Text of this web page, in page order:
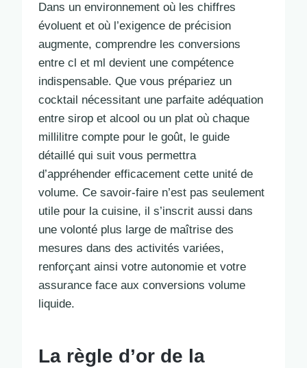
Dans un environnement où les chiffres
évoluent et où l’exigence de précision
augmente, comprendre les conversions
entre cl et ml devient une compétence
indispensable. Que vous prépariez un
cocktail nécessitant une parfaite adéquation
entre sirop et alcool ou un plat où chaque
millilitre compte pour le goût, le guide
détaillé qui suit vous permettra
d’appréhender efficacement cette unité de
volume. Ce savoir-faire n’est pas seulement
utile pour la cuisine, il s’inscrit aussi dans
une volonté plus large de maîtrise des
mesures dans des activités variées,
renforçant ainsi votre autonomie et votre
assurance face aux conversions volume
liquide.
La règle d’or de la